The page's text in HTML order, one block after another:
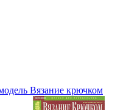
Вязание крючком